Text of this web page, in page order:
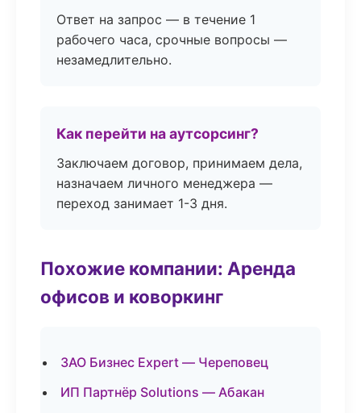
Ответ на запрос — в течение 1
рабочего часа, срочные вопросы —
незамедлительно.
Как перейти на аутсорсинг?
Заключаем договор, принимаем дела,
назначаем личного менеджера —
переход занимает 1-3 дня.
Похожие компании: Аренда
офисов и коворкинг
ЗАО Бизнес Expert — Череповец
ИП Партнёр Solutions — Абакан